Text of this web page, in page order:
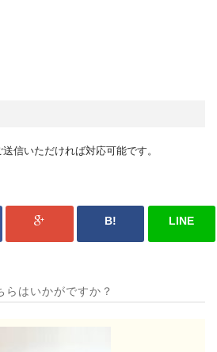
信いただければ対応可能です。
B! LINE
らはいかがですか？